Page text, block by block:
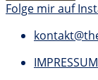
Folge mir auf
IMPRESSUM